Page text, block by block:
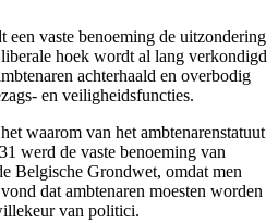
een vaste benoeming de uitzondering
hoek wordt al lang verkondigd
achterhaald en overbodig
en veiligheidsfuncties.
waarom van het ambtenarenstatuut
werd de vaste benoeming van
Belgische Grondwet, omdat men
dat ambtenaren moesten worden
van politici.